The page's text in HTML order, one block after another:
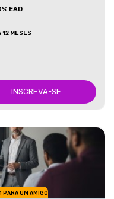
EAD
12 MESES
INSCREVA-SE
PARA UM AMIGO